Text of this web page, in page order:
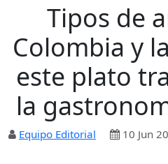
Tipos de
Colombia y
este plato
la
Equipo Editorial 10 Jun